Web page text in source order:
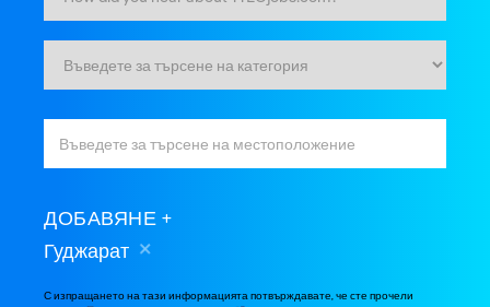
ДОБАВЯНЕ
Гуджарат
С изпращането на тази информацията потвърждавате, че сте прочели